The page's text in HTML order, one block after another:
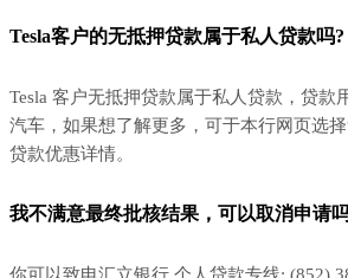
Tesla客户的无抵押贷款属于私人贷款吗?
Tesla 客户无抵押贷款属于私人贷款，贷款
汽车，如果想了解更多，可于本行网页选择
贷款优惠详情。
我不满意最终批核结果，可以取消申请
你可以致电汇立银行 个人贷款专线: (852)